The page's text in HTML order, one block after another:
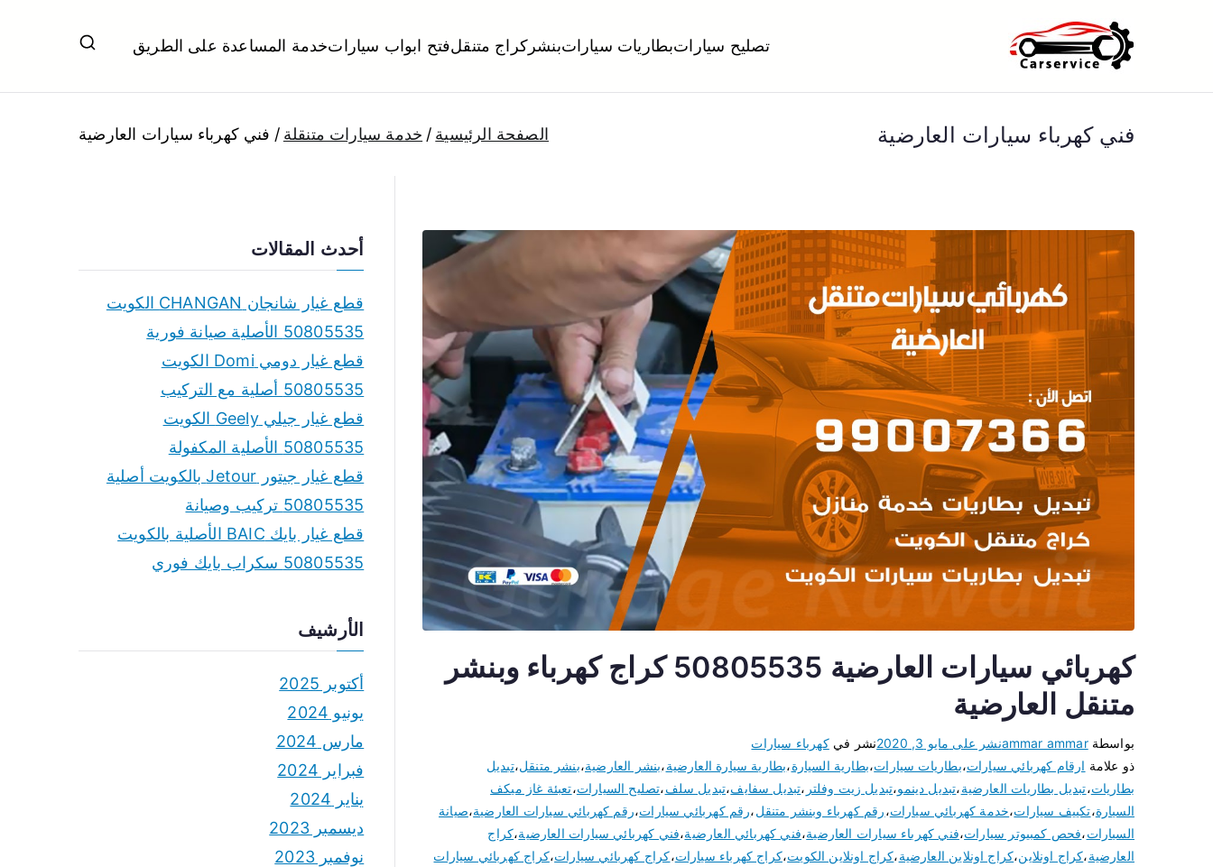
بنشر متنقل الكويت
بنشر متنقل الكويت كهرباء وبنشر تبديل تواير تواير اطارات عجلات تصليح وصيانة سيارات امام المنزل تبديل بطاريات بارخص الاسعار
تصليح سياراتبطاريات سياراتبنشر كراج متنقلفتح ابواب سياراتخدمة المساعدة على الطريق
فني كهرباء سيارات العارضية الصفحة الرئيسية خدمة سيارات متنقلة فني كهرباء سيارات العارضية
كهربائي سيارات العارضية 50805535 كراج كهرباء وبنشر
متنقل العارضية
بواسطةammar ammarنشر على مايو 3, 2020 نشر فيكهرباء سيارات
ذو علامة ارقام كهربائي سيارات،بطاريات سيارات،بطارية السيارة،بطارية سيارة العارضية،بنشر العارضية،بنشر متنقل،تبديل
بطاريات،تبديل بطاريات العارضية،تبديل دينمو،تبديل زيت وفلتر ،تبديل سفايف،تبديل سلف،تصليح السيارات،تعبئة غاز ميكف
السيارة،تكييف سيارات،خدمة كهربائي سيارات،رقم كهرباء وبنشر متنقل،رقم كهربائي سيارات،رقم كهربائي سيارات العارضية،صيانة
السيارات،فحص كمبيوتر سيارات،فني كهرباء سيارات العارضية،فني كهربائي العارضية،فني كهربائي سيارات العارضية،كراج
العارضية،كراج اونلاين،كراج اونلاين العارضية،كراج اونلاين الكويت،كراج كهرباء سيارات،كراج كهربائي سيارات،كراج كهربائي سيارات
أحدث المقالات
قطع غيار شانجان CHANGAN الكويت
50805535 الأصلية صيانة فورية
قطع غيار دومي Domi الكويت
50805535 أصلية مع التركيب
قطع غيار جيلي Geely الكويت
50805535 الأصلية المكفولة
قطع غيار جيتور Jetour بالكويت أصلية
50805535 تركيب وصيانة
قطع غيار بايك BAIC الأصلية بالكويت
50805535 سكراب بايك فوري
الأرشيف
أكتوبر 2025
يونيو 2024
مارس 2024
فبراير 2024
يناير 2024
ديسمبر 2023
نوفمبر 2023